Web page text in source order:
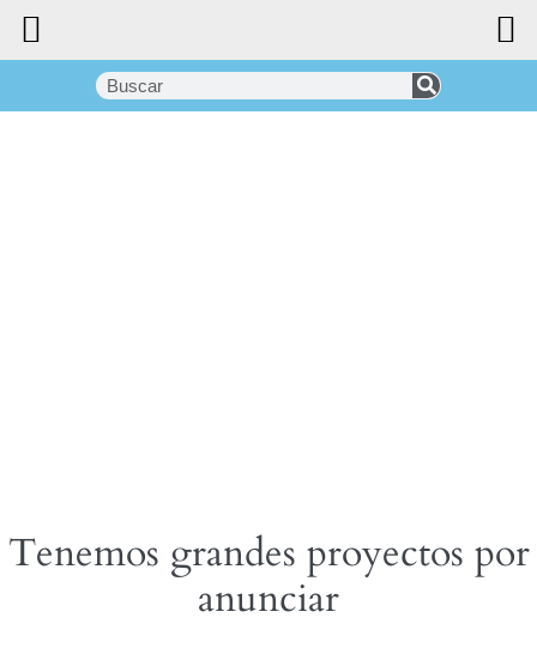
Tenemos grandes proyectos por
anunciar